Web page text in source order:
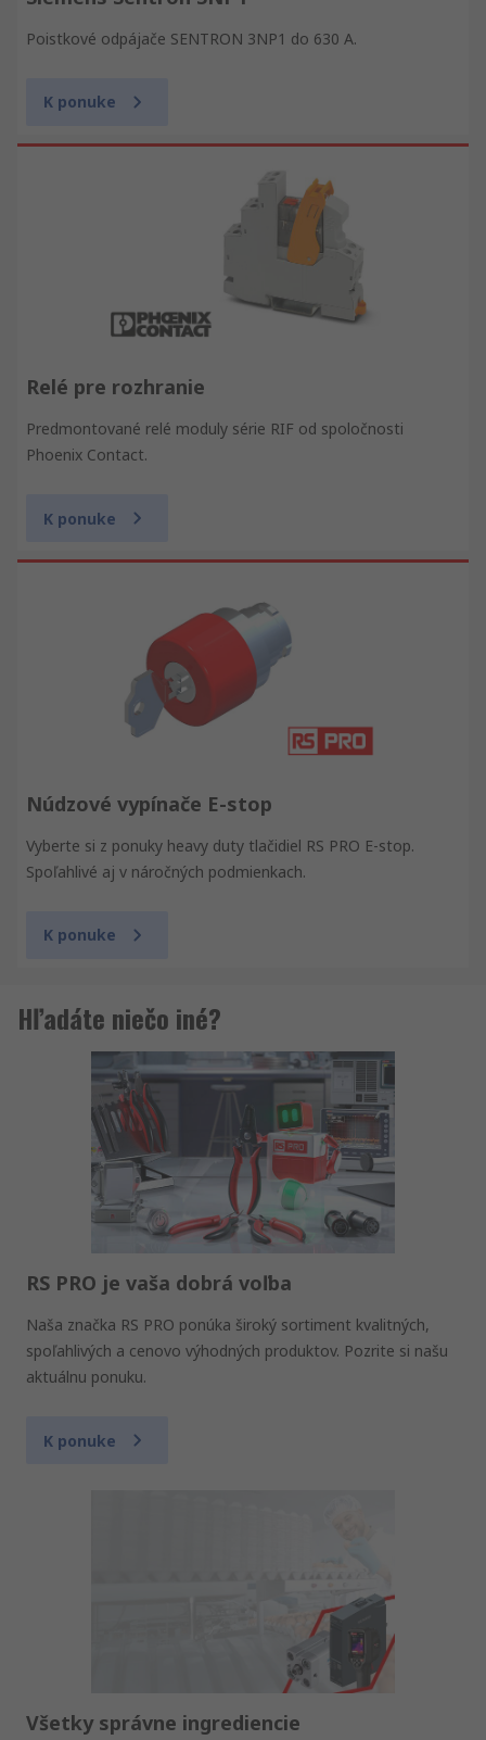
Poistkové odpájače SENTRON 3NP1 do 630 A.
K ponuke
Relé pre rozhranie
Predmontované relé moduly série RIF od spoločnosti
Phoenix Contact.
K ponuke
Núdzové vypínače E-stop
Vyberte si z ponuky heavy duty tlačidiel RS PRO E-stop.
Spoľahlivé aj v náročných podmienkach.
K ponuke
Hľadáte niečo iné?
RS PRO je vaša dobrá voľba
Naša značka RS PRO ponúka široký sortiment kvalitných,
spoľahlivých a cenovo výhodných produktov. Pozrite si našu
aktuálnu ponuku.
K ponuke
Všetky správne ingrediencie